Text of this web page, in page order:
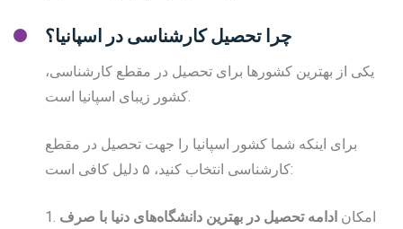
چرا تحصیل کارشناسی در اسپانیا؟
یکی از بهترین کشور‌ها برای تحصیل در مقطع کارشناسی،
کشور زیبای اسپانیا است.
برای اینکه شما کشور اسپانیا را جهت تحصیل در مقطع
کارشناسی انتخاب کنید، ۵ دلیل کافی است:
1. امکان ادامه تحصیل در بهترین دانشگاه‌های دنیا با صرف